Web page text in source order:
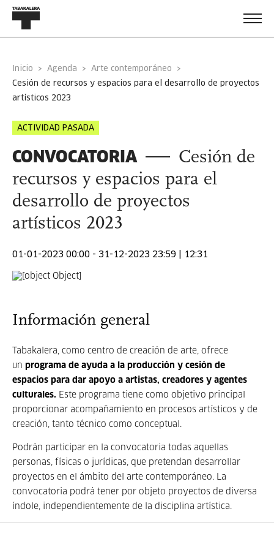
Inicio Agenda
Arte contemporáneo
cesión de recursos y espacios para el desarrollo de proyectos
artísticos 2023
ACTIVIDAD PASADA
CONVOCATORIA
Cesión de
recursos y espacios para el
desarrollo de proyectos
artísticos 2023
01-01-2023 00:00 - 31-12-2023 23:59 | 12:31
Información general
Tabakalera, como centro de creación de arte, ofrece
un programa de ayuda a la producción y cesión de
espacios para dar apoyo a artistas, creadores y agentes
culturales. Este programa tiene como objetivo principal
proporcionar acompañamiento en procesos artísticos y de
creación, tanto técnico como conceptual.
Podrán participar en la convocatoria todas aquellas
personas, físicas o jurídicas, que pretendan desarrollar
proyectos en el ámbito del arte contemporáneo. La
convocatoria podrá tener por objeto proyectos de diversa
índole, independientemente de la disciplina artística.